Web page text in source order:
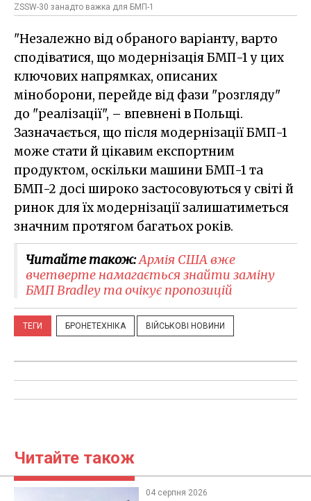
ZSSW-30 занадто важка для БМП-1
"Незалежно від обраного варіанту, варто
сподіватися, що модернізація БМП-1 у цих
ключових напрямках, описаних
міноборони, перейде від фази "розгляду"
до "реалізації", – впевнені в Польщі.
Зазначається, що після модернізації БМП-1
може стати й цікавим експортним
продуктом, оскільки машини БМП-1 та
БМП-2 досі широко застосовуються у світі й
ринок для їх модернізації залишатиметься
значним протягом багатьох років.
Читайте також:​Армія США вже
вчетверте намагається знайти заміну
БМП Bradley та очікує пропозицій
ТЕГИ БРОНЕТЕХНІКА ВІЙСЬКОВІ НОВИНИ
Читайте також
04 серпня 2026